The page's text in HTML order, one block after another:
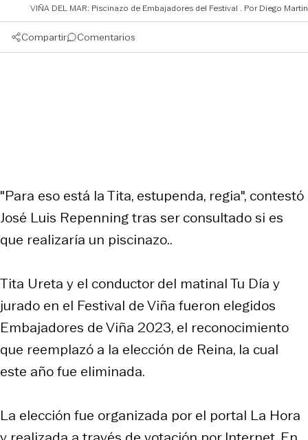
VIÑA DEL MAR: Piscinazo de Embajadores del Festival Diego Martin
Compartir Comentarios
"Para eso está la Tita, estupenda, regia", contestó
José Luis Repenning tras ser consultado si es
que realizaría un piscinazo..
Tita Ureta y el conductor del matinal Tu Día y
jurado en el Festival de Viña fueron elegidos
Embajadores de Viña 2023, el reconocimiento
que reemplazó a la elección de Reina, la cual
este año fue eliminada.
La elección fue organizada por el portal La Hora